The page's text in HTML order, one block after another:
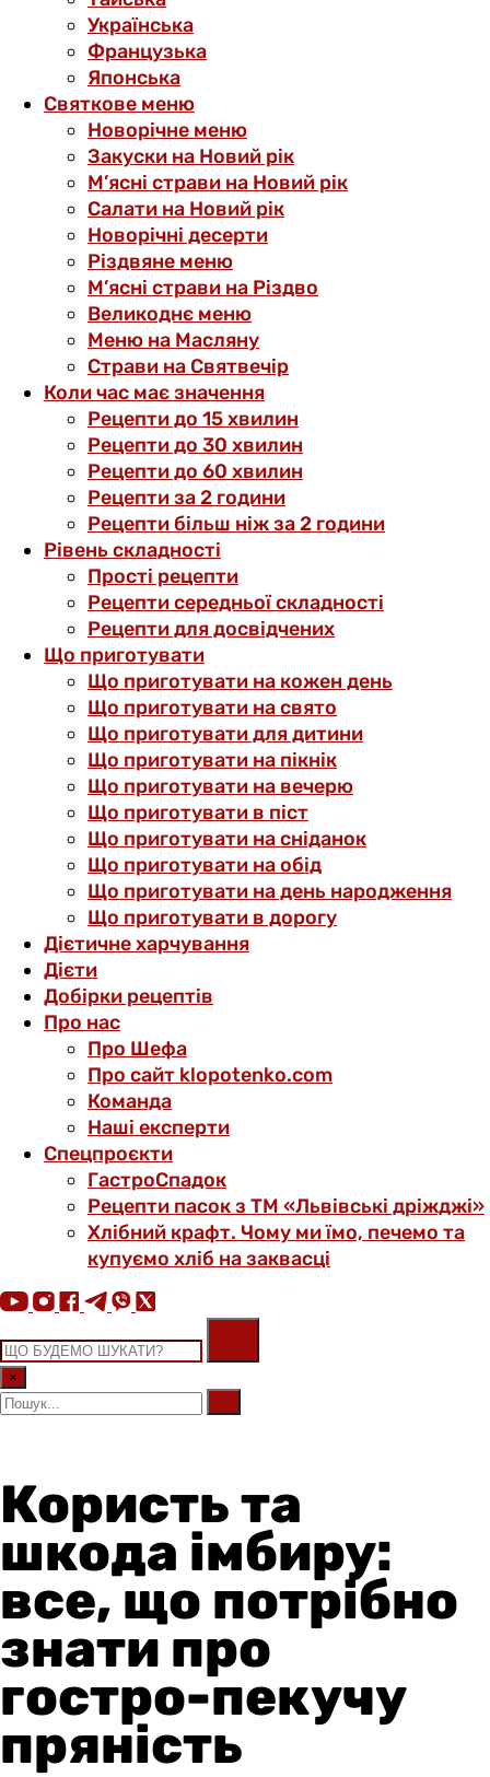
Українська
Французька
Японська
Святкове меню
Новорічне меню
Закуски на Новий рік
М’ясні страви на Новий рік
Салати на Новий рік
Новорічні десерти
Різдвяне меню
М’ясні страви на Різдво
Великоднє меню
Меню на Масляну
Страви на Святвечір
Коли час має значення
Рецепти до 15 хвилин
Рецепти до 30 хвилин
Рецепти до 60 хвилин
Рецепти за 2 години
Рецепти більш ніж за 2 години
Рівень складності
Прості рецепти
Рецепти середньої складності
Рецепти для досвідчених
Що приготувати
Що приготувати на кожен день
Що приготувати на свято
Що приготувати для дитини
Що приготувати на пікнік
Що приготувати на вечерю
Що приготувати в піст
Що приготувати на сніданок
Що приготувати на обід
Що приготувати на день народження
Що приготувати в дорогу
Дієтичне харчування
Дієти
Добірки рецептів
Про нас
Про Шефа
Про сайт klopotenko.com
Команда
Наші експерти
Спецпроєкти
ГастроСпадок
Рецепти пасок з ТМ «Львівські дріжджі»
Хлібний крафт. Чому ми їмо, печемо та
купуємо хліб на заквасці
×
Користь та
шкода імбиру:
все, що потрібно
знати про
гостро-пекучу
пряність